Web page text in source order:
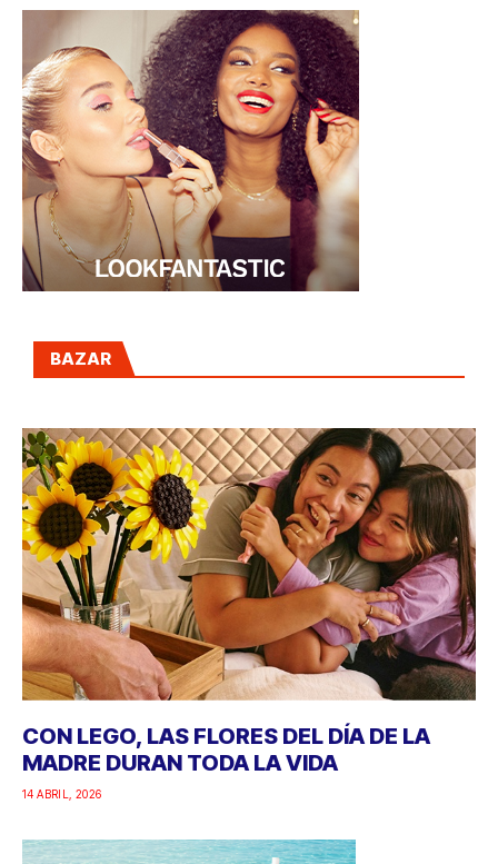
BAZAR
CON LEGO, LAS FLORES DEL DÍA DE LA
MADRE DURAN TODA LA VIDA
14 ABRIL, 2026